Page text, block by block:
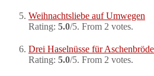
Weihnachtsliebe auf Umwegen
Rating: 5.0/5. From 2 votes.
Drei Haselnüsse für
Rating: 5.0/5. From 2 votes.